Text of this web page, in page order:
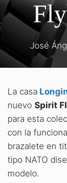
José
La casa
nuevo Spirit
para esta
con la
brazalete en
tipo NATO
modelo.